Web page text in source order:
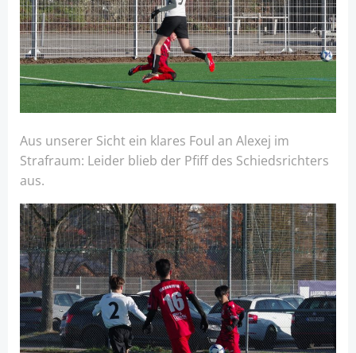
Aus unserer Sicht ein klares Foul an Alexej im
Strafraum: Leider blieb der Pfiff des Schiedsrichters
aus.